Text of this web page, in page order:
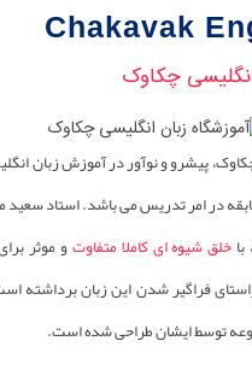
Chakavak
چکاوک
پیشرو و نوآور در آموزش زبان
30 سال سابقه در امر تدریس می باشد. استاد
خلق شیوه ای کاملا متفاوتو موثر
فراگیر شدن این زبان برداشته
توسط ایشان طراحی شده است.